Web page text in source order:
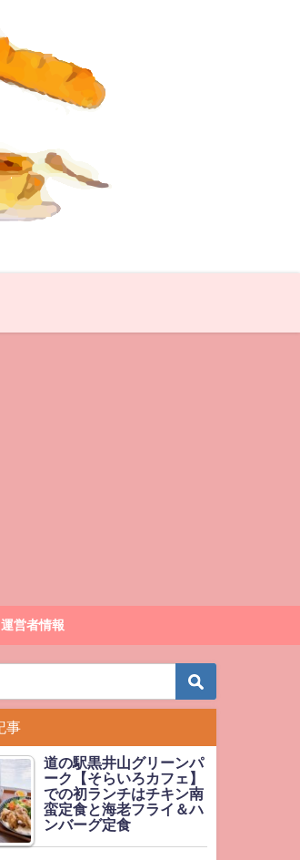
運営者情報
事
道の駅黒井山グリーンパ
ーク【そらいろカフェ】
での初ランチはチキン南
蛮定食と海老フライ＆ハ
ンバーグ定食